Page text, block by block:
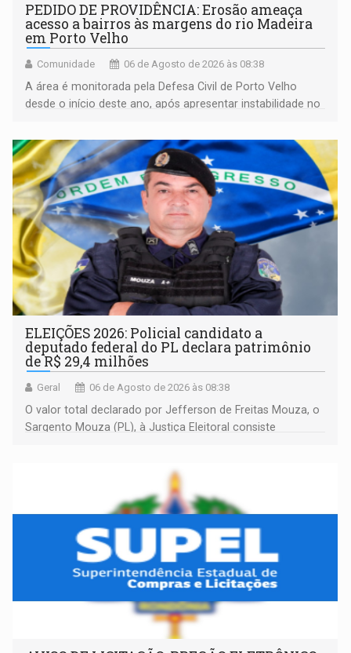
PEDIDO DE PROVIDÊNCIA: Erosão ameaça
acesso a bairros às margens do rio Madeira
em Porto Velho
Comunidade 06 de Agosto de 2026 às 08:38
A área é monitorada pela Defesa Civil de Porto Velho
desde o início deste ano, após apresentar instabilidade no
ELEIÇÕES 2026: Policial candidato a
deputado federal do PL declara patrimônio
de R$ 29,4 milhões
Geral 06 de Agosto de 2026 às 08:38
O valor total declarado por Jefferson de Freitas Mouza, o
Sargento Mouza (PL), à Justiça Eleitoral consiste